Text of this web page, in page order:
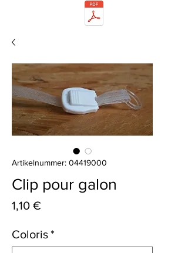
Artikelnummer: 04419000
Clip pour galon
1,10 €Preis
Coloris*